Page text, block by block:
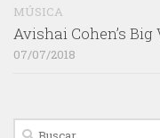
MÚSICA
Avishai Cohen’s
07/07/2018
Buscar: